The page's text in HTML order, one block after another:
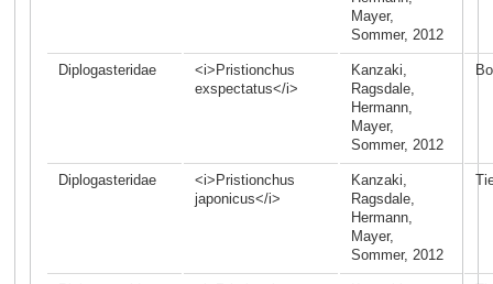
Mayer,
Sommer, 2012
Diplogasteridae
<i>Pristionchus
exspectatus</i>
Kanzaki,
Ragsdale,
Hermann,
Mayer,
Sommer, 2012
Diplogasteridae
<i>Pristionchus
japonicus</i>
Kanzaki,
Ragsdale,
Hermann,
Mayer,
Sommer, 2012